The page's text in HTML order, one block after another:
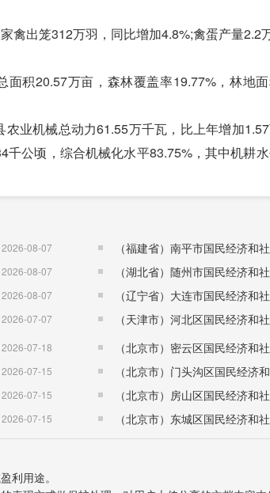
出笼312万羽，同比增加4.8%;禽蛋产量2.2
积20.57万亩，森林覆盖率19.77%，林地
机械总动力61.55万千瓦，比上年增加
公顷，综合机械化水平83.75%，其中机耕
增长7.6%。其中，规模以上工业企业完成
以上工业企业实现主营业务收入99.5亿元，
业2家。全县建筑业完成增加值31.5亿元，
，同比增长11.1%。其中，房地产开发投
增加26.8%，商品房销售额9.0亿元，均价
同比增长10.2%。其中，限额以上贸易业企
下贸易业企业及限额以下个体户完成社会消
加值12.3亿元，同比增长6.2%。完成交通运
2026-08-07
2026-08-07
2026-08-07
2026-07-07
2026-07-18
2026-07-15
2026-07-15
2026-07-15
利用途。